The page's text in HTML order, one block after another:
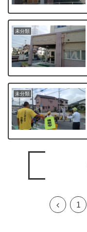
未分類
未分類
1